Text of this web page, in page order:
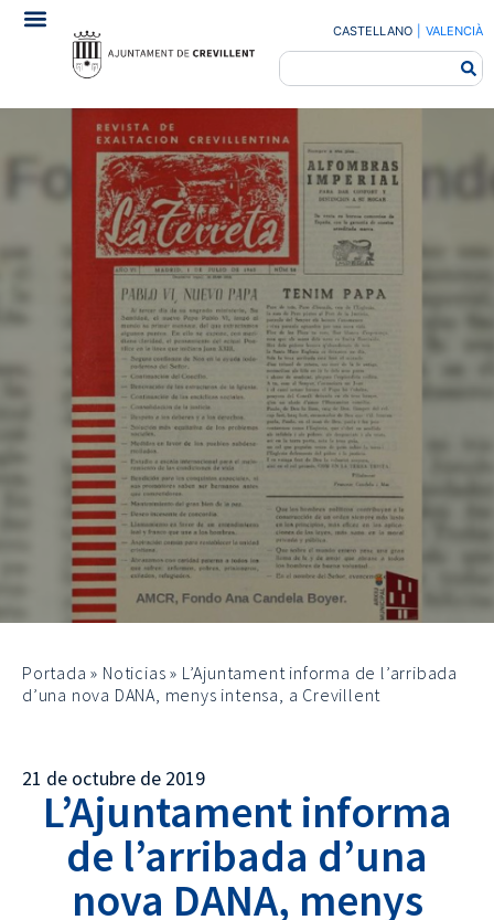
CASTELLANO VALENCIÀ
Portada » Noticias » L’Ajuntament informa de l’arribada
d’una nova DANA, menys intensa, a Crevillent
21 de octubre de 2019
L’Ajuntament informa
de l’arribada d’una
nova DANA, menys